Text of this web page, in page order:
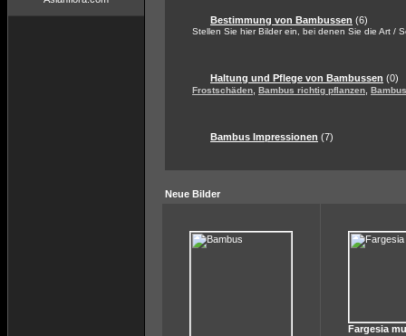
Bestimmung von Bambussen (6)
Stellen Sie hier Bilder ein, bei denen Sie die Art /
Haltung und Pflege von Bambussen (0)
Frostschäden Bambus richtig pflanzen
Bambus Impressionen (7)
Neue Bilder
Fargesia